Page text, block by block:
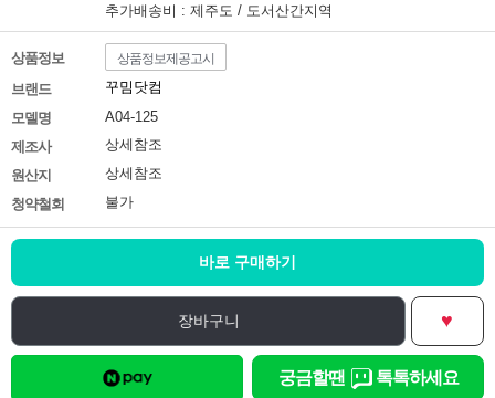
추가배송비 : 제주도 / 도서산간지역
상품정보 상품정보제공고시
브랜드
꾸밈닷컴
모델명
A04-125
제조사
상세참조
원산지
상세참조
청약철회
불가
바로 구매하기
장바구니 ♥
궁금할땐 톡톡하세요